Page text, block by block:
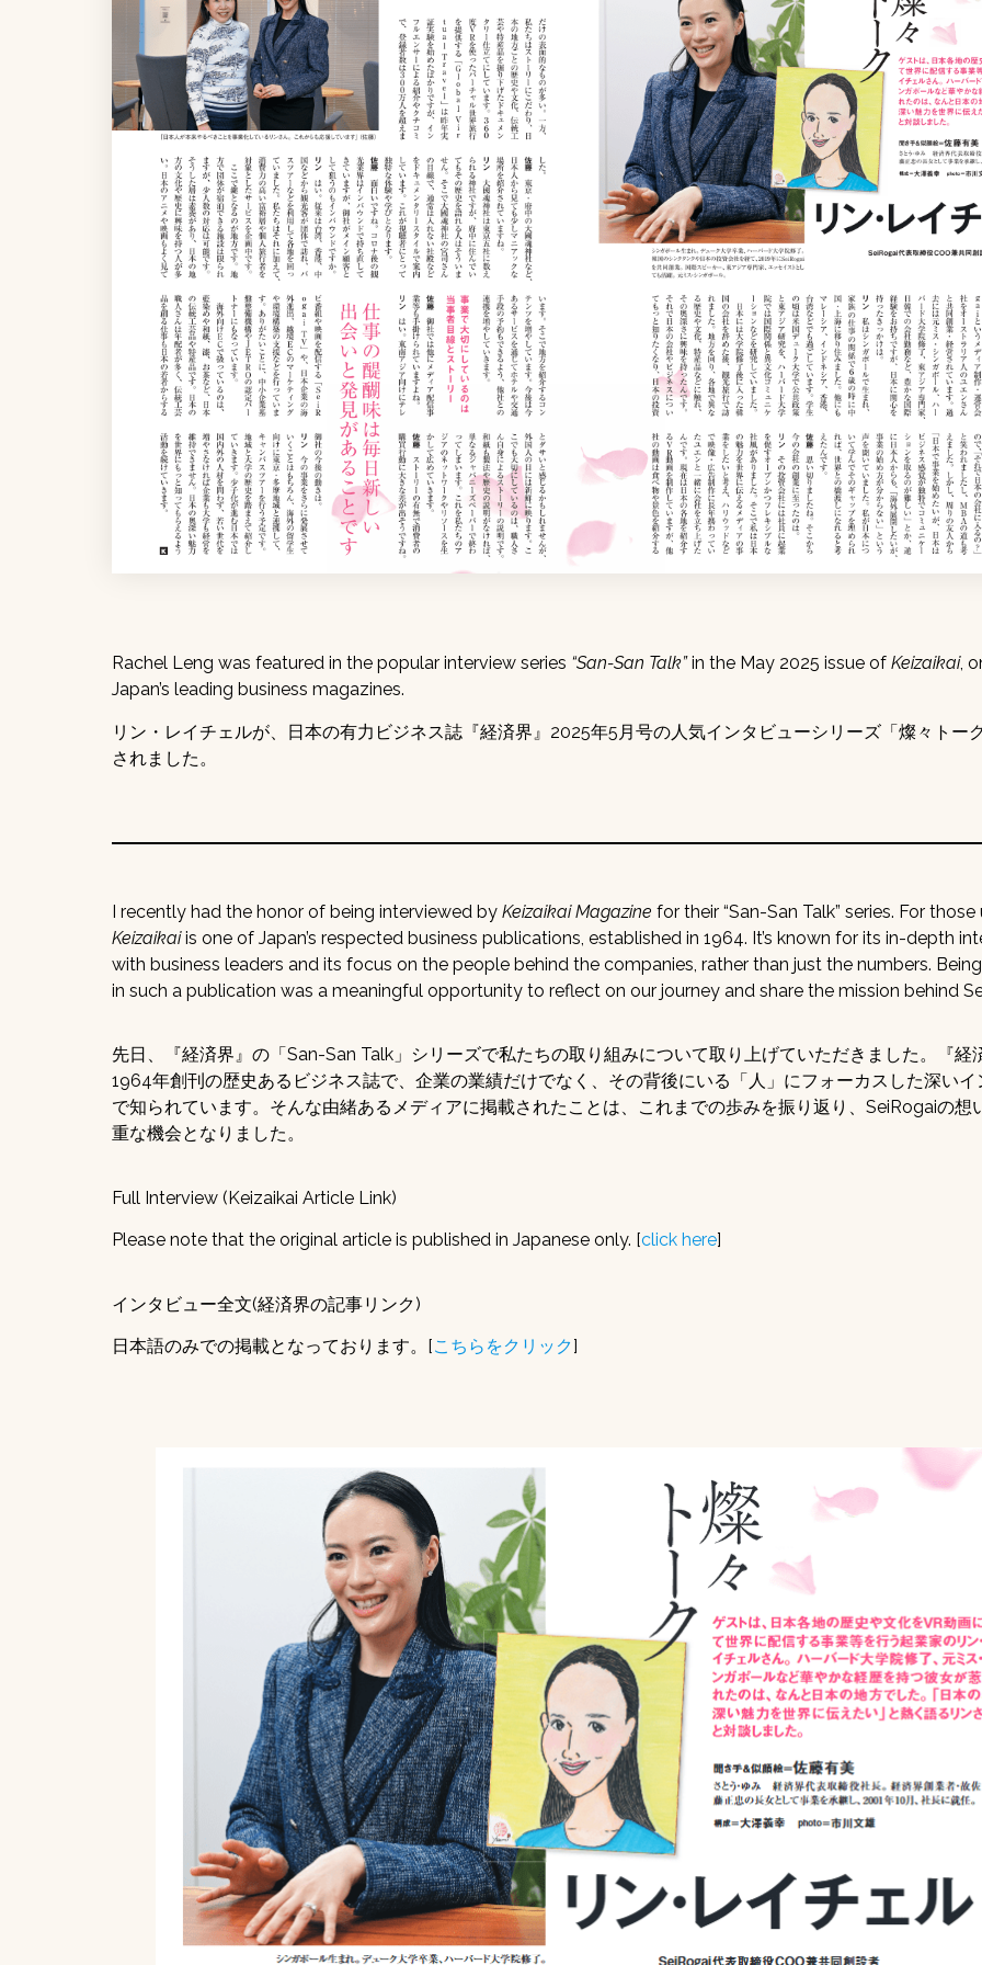
Rachel Leng was featured in the popular interview series “San-San Talk”in the May 2025 issue of Keizaikai,
Japan’s leading business magazines.
リン・レイチェルが、日本の有力ビジネス誌『経済界』2025年5月号の人気インタビューシリーズ「燦々トー
されました。
I recently had the honor of being interviewed by Keizaikai Magazine for their “San-San Talk” series. For those
Keizaikaiis one of Japan’s respected business publications, established in 1964. It’s known for its in-depth
with business leaders and its focus on the people behind the companies, rather than just the numbers.
in such a publication was a meaningful opportunity to reflect on our journey and share the mission behind
先日、『経済界』の「San-San Talk」シリーズで私たちの取り組みについて取り上げていただきました。『経
1964年創刊の歴史あるビジネス誌で、企業の業績だけでなく、その背後にいる「人」にフォーカスした深いイ
で知られています。そんな由緒あるメディアに掲載されたことは、これまでの歩みを振り返り、SeiRogaiの想
重な機会となりました。
Full Interview (Keizaikai Article Link)
Please note that the original article is published in Japanese only. [click here]
インタビュー全文(経済界の記事リンク)
日本語のみでの掲載となっております。[こちらをクリック]